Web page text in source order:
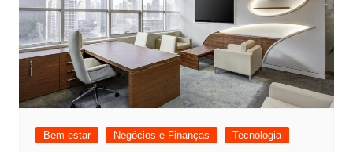
Bem-estar Negócios e Finanças Tecnologia